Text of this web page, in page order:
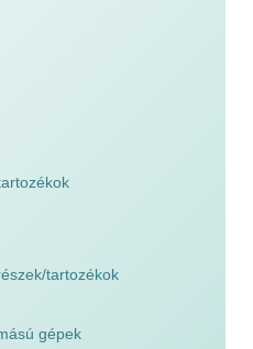
tartozékok
gépek